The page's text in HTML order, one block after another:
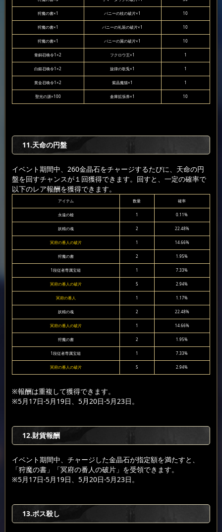
狩魔の書×1 バニーの杖の破片×1 10
狩魔の書×1 バニーの礼装の破片×1 10
狩魔の書×1 バニーの翼の破片×1 10
青銅召喚令1×2 フクロウ王×1 1
白銀召喚令1×2 旋律の歌兎×1 1
黄金召喚令1×2 紫晶魔猫×1 1
聖光の源×100 倉庫拡張券×1 10
11.天命の円盤
イベント期間中、260金晶石をチャージするたびに、天命の円
盤を回すチャンスが１回獲得できます。回すと、一定の確率で
以下のレア報酬を獲得できます。
アイテム 数量 確率
永遠の槍 1 0.11%
妖精の魂 2 22.48%
冥府の番人の破片 1 14.66%
狩魔の書 2 1.95%
1段従者専属宝箱 1 7.33%
冥府の番人の破片 5 2.94%
冥府の番人 1 1.17%
妖精の魂 2 22.48%
冥府の番人の破片 1 14.66%
狩魔の書 2 1.95%
1段従者専属宝箱 1 7.33%
冥府の番人の破片 5 2.94%
※報酬は重複して獲得できます。
※5月17日-5月19日、5月20日-5月23日。
12.財貨報酬
イベント期間中、チャージした金晶石が指定額を満たすと、
「狩魔の書」「冥府の番人の破片」を受領できます。
※5月17日-5月19日、5月20日-5月23日。
13.ボス殺し